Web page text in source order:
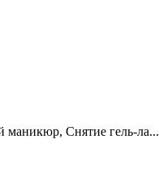
маникюр, Снятие гель-ла...